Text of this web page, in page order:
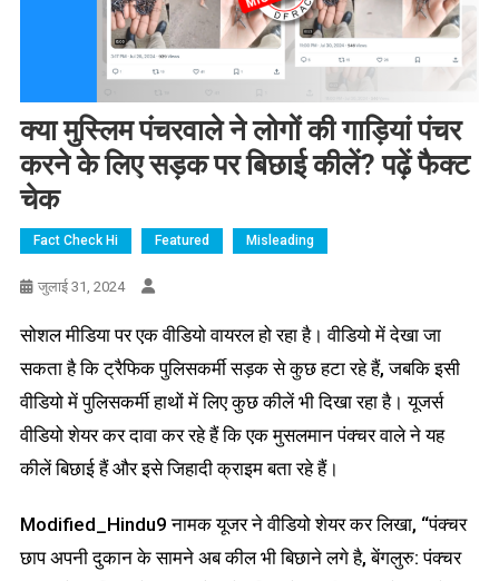
क्या मुस्लिम पंचरवाले ने लोगों की गाड़ियां पंचर
करने के लिए सड़क पर बिछाई कीलें? पढ़ें फैक्ट
चेक
Fact Check Hi Featured Misleading
जुलाई 31, 2024
सोशल मीडिया पर एक वीडियो वायरल हो रहा है। वीडियो में देखा जा
सकता है कि ट्रैफिक पुलिसकर्मी सड़क से कुछ हटा रहे हैं, जबकि इसी
वीडियो में पुलिसकर्मी हाथों में लिए कुछ कीलें भी दिखा रहा है। यूजर्स
वीडियो शेयर कर दावा कर रहे हैं कि एक मुसलमान पंक्चर वाले ने यह
कीलें बिछाई हैं और इसे जिहादी क्राइम बता रहे हैं।
Modified_Hindu9 नामक यूजर ने वीडियो शेयर कर लिखा, “पंक्चर
छाप अपनी दुकान के सामने अब कील भी बिछाने लगे है, बेंगलुरु: पंक्चर